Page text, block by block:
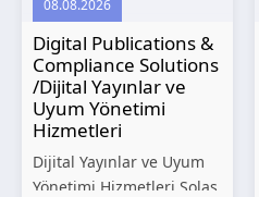
08.08.2026
Digital Publications &
Compliance Solutions
/Dijital Yayınlar ve
Uyum Yönetimi
Hizmetleri
Dijital Yayınlar ve Uyum
Yönetimi Hizmetleri Solas